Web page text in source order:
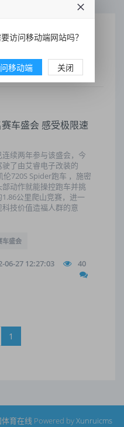
车盛会 感受极限速
连续两年参与该盛会，今
了由艾睿电子改装的
伦720S Spider跑车 ，施密
动作就能操控跑车并挑
1.86公里爬山竞赛，进一
科技价值造福人群的意
车盛会
06-27 12:27:03 40
1
育在线 Powered byXunruicms
访问移动端网站吗？
移动端 关闭